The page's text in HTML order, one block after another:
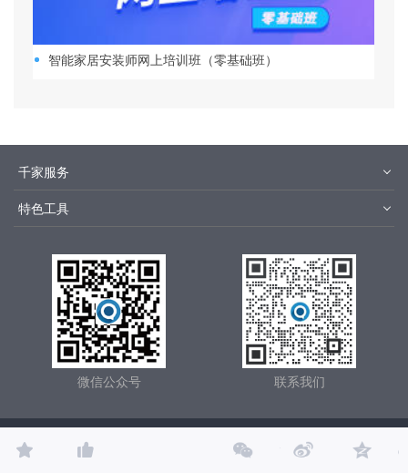
智能家居安装师网上培训班（零基础班）
千家服务
特色工具
方快3
集成商优选
微信公众号 联系我们
关于千家 联系我们 有害信息举报